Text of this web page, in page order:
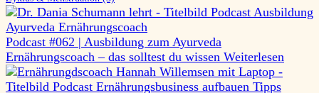
Podcast #062 | Ausbildung zum Ayurveda
Ernährungscoach – das solltest du wissen Weiterlesen